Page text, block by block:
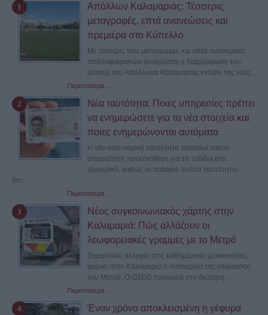
Απόλλων Καλαμαριάς: Τέσσερις
μεταγραφές, επτά ανανεώσεις και
πρεμιέρα στο Κύπελλο
Με τέσσερις νέες μεταγραφές και επτά ανανεώσεις
ποδοσφαιριστών συνεχίζεται η διαμόρφωση του
ρόστερ του Απόλλωνα Καλαμαριάς ενόψει της νέας...
Περισσότερα...
Νέα ταυτότητα: Ποιες υπηρεσίες πρέπει
να ενημερώσετε για τα νέα στοιχεία και
ποιες ενημερώνονται αυτόματα
Η νέα αστυνομική ταυτότητα αποτελεί πλέον
απαραίτητη προϋπόθεση για τα ταξίδια στο
εξωτερικό, καθώς οι παλαιού τύπου ταυτότητες
δεν...
Περισσότερα...
Νέος συγκοινωνιακός χάρτης στην
Καλαμαριά: Πώς αλλάζουν οι
λεωφορειακές γραμμές με το Μετρό
Σημαντικές αλλαγές στις καθημερινές μετακινήσεις
φέρνει στην Καλαμαριά η λειτουργία της επέκτασης
του Μετρό. Ο ΟΣΕΘ προχωρά στη δεύτερη...
Περισσότερα...
Έναν χρόνο αποκλεισμένη η γέφυρα